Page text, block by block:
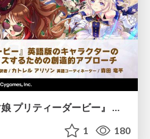
【CEDEC2026】『ウマ娘 プリティーダービー』 英語版のキャラクターの方言や口調をローカライズするための創造的アプローチ
1 180